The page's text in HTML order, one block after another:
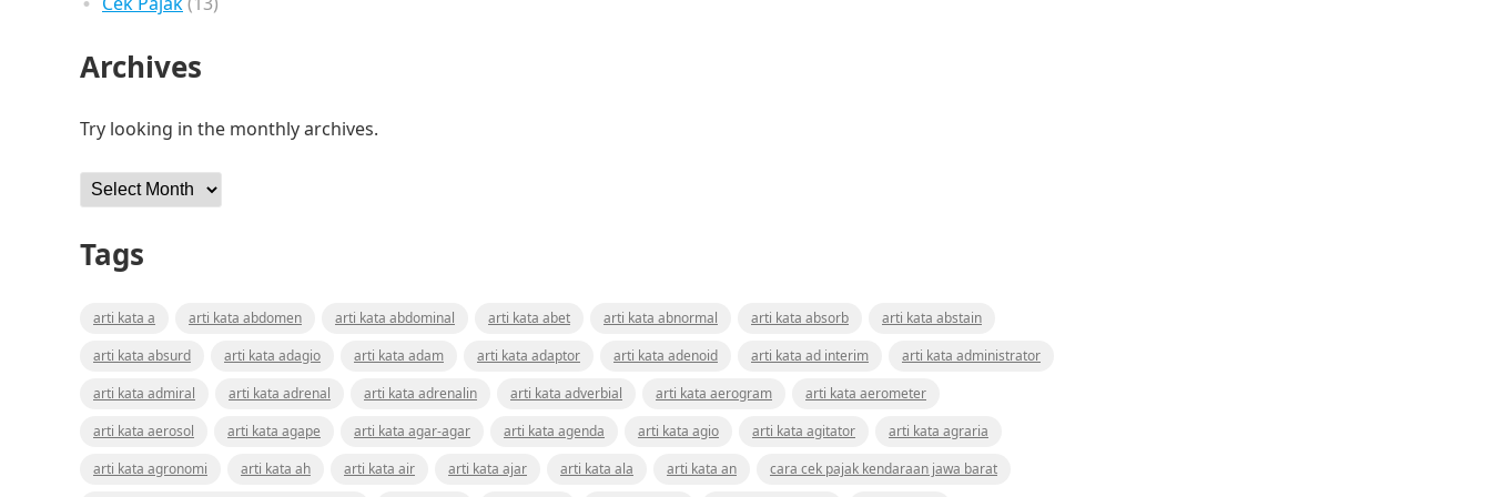
Archives
Try looking in the monthly archives.
Archives
Tags
arti kata a arti kata abdomen arti kata abdominal arti kata abet arti kata abnormal arti kata absorb
arti kata abstain
arti kata absurd
arti kata adagio arti kata adam arti kata adaptor arti kata adenoid arti kata ad interim
arti kata administrator
arti kata admiral
arti kata adrenal arti kata adrenalin arti kata adverbial arti kata aerogram
arti kata aerometer
arti kata aerosol
arti kata agape arti kata agar-agar arti kata agenda arti kata agio arti kata agitator
arti kata agraria
arti kata agronomi
arti kata ah arti kata air arti kata ajar arti kata ala arti kata an
cara cek pajak kendaraan jawa barat